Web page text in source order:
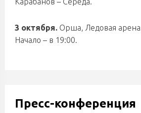
3 октября. Орша, Ледовая
Начало – в 19:00.
Пресс-конференция